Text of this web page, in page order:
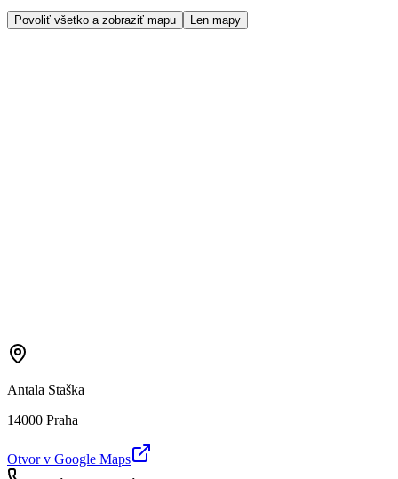
Povoliť všetko a zobraziť mapu Len mapy
Antala Staška
14000 Praha
Otvor v Google Maps